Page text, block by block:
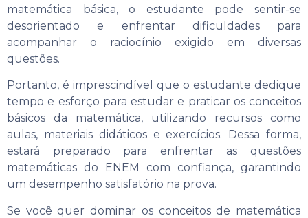
matemática básica, o estudante pode sentir-se
desorientado e enfrentar dificuldades para
acompanhar o raciocínio exigido em diversas
questões.
Portanto, é imprescindível que o estudante dedique
tempo e esforço para estudar e praticar os conceitos
básicos da matemática, utilizando recursos como
aulas, materiais didáticos e exercícios. Dessa forma,
estará preparado para enfrentar as questões
matemáticas do ENEM com confiança, garantindo
um desempenho satisfatório na prova.
Se você quer dominar os conceitos de matemática